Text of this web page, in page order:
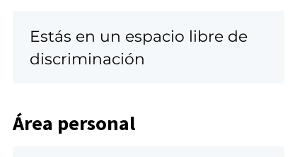
Estás en un espacio libre de
discriminación
Área personal